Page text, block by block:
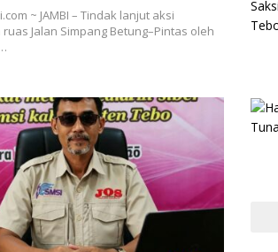
~ JAMBI – Tindak lanjut aksi
Jalan Simpang Betung–Pintas oleh